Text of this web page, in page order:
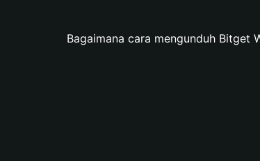
Bagaimana cara mengunduh Bitget